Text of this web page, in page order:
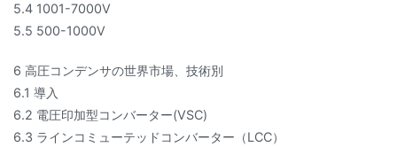
5.4 1001-7000V
5.5 500-1000V
6 高圧コンデンサの世界市場、技術別
6.1 導入
6.2 電圧印加型コンバーター(VSC)
6.3 ラインコミューテッドコンバーター（LCC）